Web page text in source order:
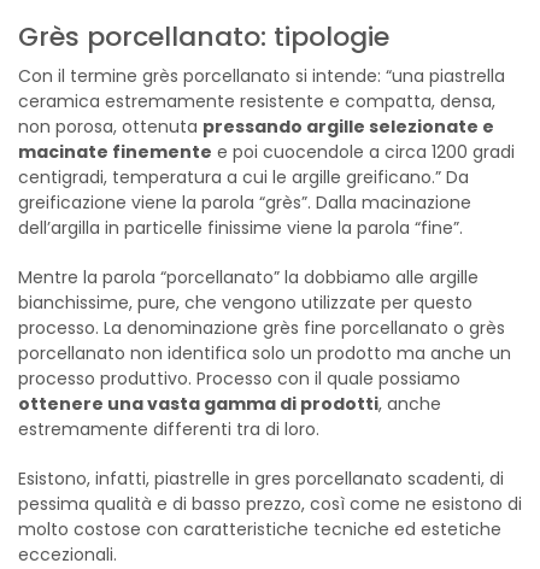
Grès porcellanato: tipologie
Con il termine grès porcellanato si intende: “una piastrella
ceramica estremamente resistente e compatta, densa,
non porosa, ottenuta pressando argille selezionate e
macinate finemente e poi cuocendole a circa 1200 gradi
centigradi, temperatura a cui le argille greificano.” Da
greificazione viene la parola “grès”. Dalla macinazione
dell’argilla in particelle finissime viene la parola “fine”.
Mentre la parola “porcellanato” la dobbiamo alle argille
bianchissime, pure, che vengono utilizzate per questo
processo. La denominazione grès fine porcellanato o grès
porcellanato non identifica solo un prodotto ma anche un
processo produttivo. Processo con il quale possiamo
ottenere una vasta gamma di prodotti, anche
estremamente differenti tra di loro.
Esistono, infatti, piastrelle in gres porcellanato scadenti, di
pessima qualità e di basso prezzo, così come ne esistono di
molto costose con caratteristiche tecniche ed estetiche
eccezionali.